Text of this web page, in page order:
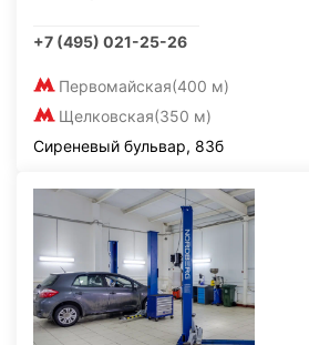
+7 (495) 021-25-26
Первомайская(400 м)
Щелковская(350 м)
Сиреневый бульвар, 83б